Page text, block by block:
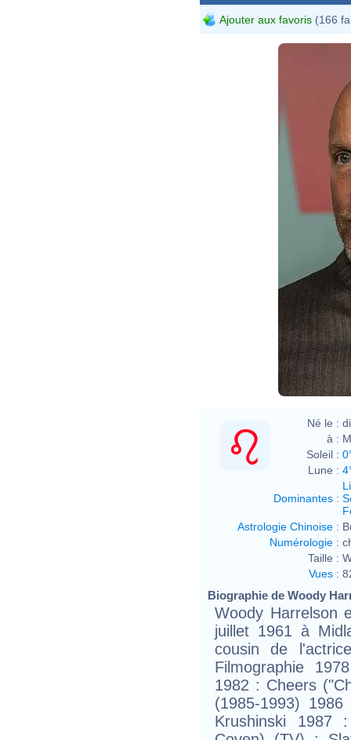
Ajouter aux favoris (166
Né le :
à :
Soleil :
Lune :
Dominantes :
Astrologie Chinoise :
Numérologie :
Taille :
Vues :
Biographie de Woody
Woody Harrelson
juillet 1961 à
cousin de
Filmographie
1982 : Cheers
(1985-1993)
Krushinski